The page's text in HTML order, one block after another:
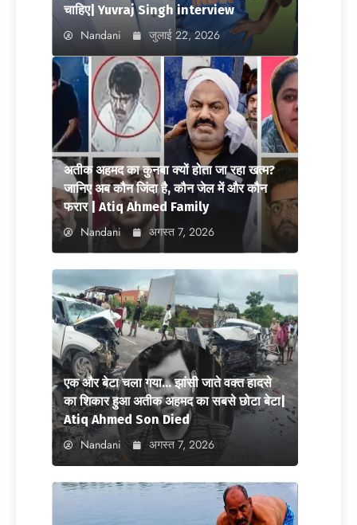
चाहिए| Yuvraj Singh interview
Nandani जुलाई 22, 2026
अतीक अहमद का कुनबा क्यों होता जा रहा खत्म?
जानिए अब कौन जिंदा है, कौन जेल में और कौन
फरार | Atiq Ahmed Family
Nandani अगस्त 7, 2026
एक और बेटा चला गया… झांसी जाते वक्त हादसे
का शिकार हुआ अतीक अहमद का सबसे छोटा बेटा|
Atiq Ahmed Son Died
Nandani अगस्त 7, 2026